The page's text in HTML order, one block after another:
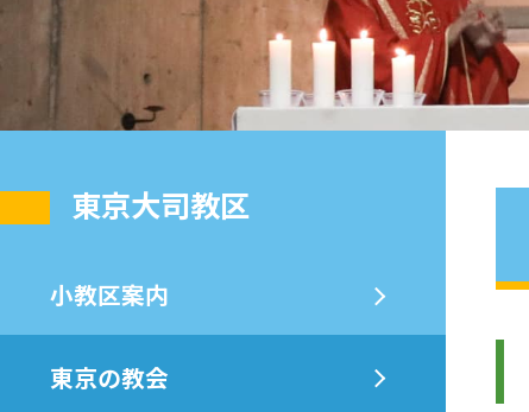
東京大司教区
⼩教区案内
東京の教会